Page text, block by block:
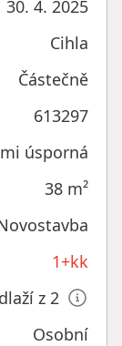
30. 4. 2025
Cihla
Částečně
613297
úsporná
38 m²
1+kk
z 2
Osobní